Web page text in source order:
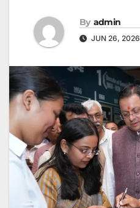
By admin
JUN 26, 2026